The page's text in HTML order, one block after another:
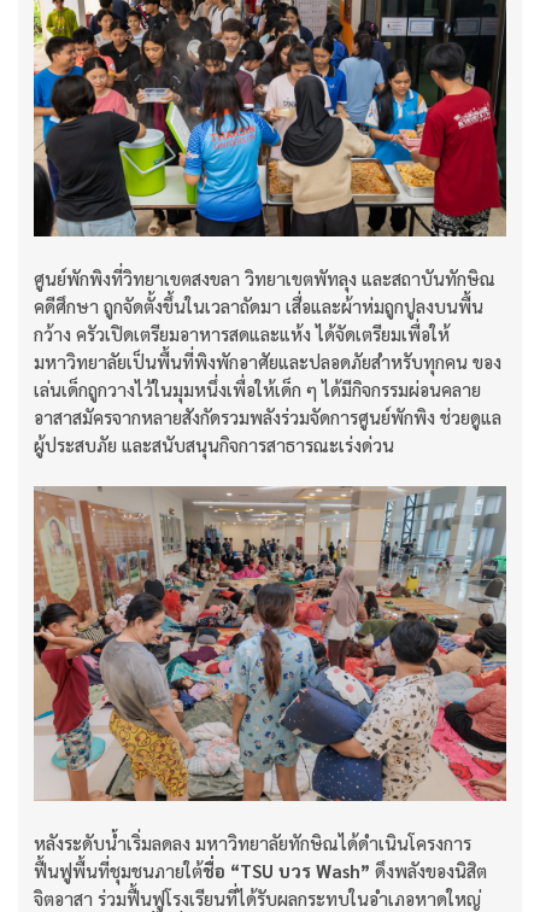
ศูนย์พักพิงที่วิทยาเขตสงขลา วิทยาเขตพัทลุง และสถาบันทักษิณ
คดีศึกษา ถูกจัดตั้งขึ้นในเวลาถัดมา เสื่อและผ้าห่มถูกปูลงบนพื้น
กว้าง ครัวเปิดเตรียมอาหารสดและแห้ง ได้จัดเตรียมเพื่อให้
มหาวิทยาลัยเป็นพื้นที่พิงพักอาศัยและปลอดภัยสำหรับทุกคน ของ
เล่นเด็กถูกวางไว้ในมุมหนึ่งเพื่อให้เด็ก ๆ ได้มีกิจกรรมผ่อนคลาย
อาสาสมัครจากหลายสังกัดรวมพลังร่วมจัดการศูนย์พักพิง ช่วยดูแล
ผู้ประสบภัย และสนับสนุนกิจการสาธารณะเร่งด่วน
หลังระดับน้ำเริ่มลดลง มหาวิทยาลัยทักษิณได้ดำเนินโครงการ
ฟื้นฟูพื้นที่ชุมชนภายใต้ชื่อ “TSU บวร Wash” ดึงพลังของนิสิต
จิตอาสา ร่วมฟื้นฟูโรงเรียนที่ได้รับผลกระทบในอำเภอหาดใหญ่